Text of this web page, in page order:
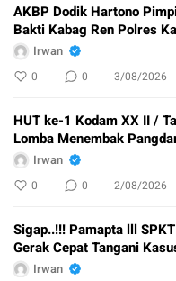
AKBP Dodik Hartono
Bakti Kabag Ren Polres
Irwan
0 0 3/08/2026
HUT ke-1 Kodam XX II /
Lomba Menembak
Irwan
0 0 2/08/2026
Sigap..!!! Pamapta lll
Gerak Cepat Tangani
Irwan